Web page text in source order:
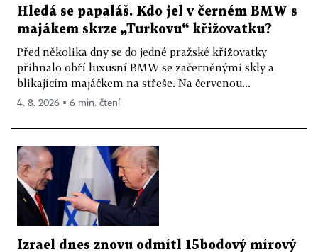
Hledá se papaláš. Kdo jel v černém BMW s
majákem skrze „Turkovu“ křižovatku?
Před několika dny se do jedné pražské křižovatky
přihnalo obří luxusní BMW se začerněnými skly a
blikajícím majáčkem na střeše. Na červenou...
4. 8. 2026 ▪ 6 min. čtení
Izrael dnes znovu odmítl 15bodový mírový